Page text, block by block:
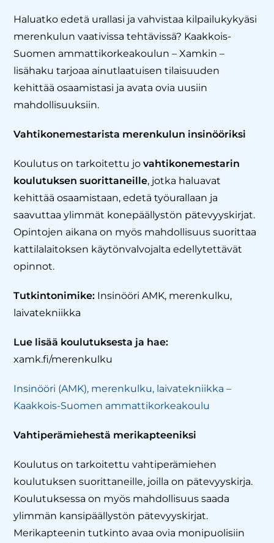
Haluatko edetä urallasi ja vahvistaa kilpailukykyäsi
merenkulun vaativissa tehtävissä? Kaakkois-
Suomen ammattikorkeakoulun – Xamkin –
lisähaku tarjoaa ainutlaatuisen tilaisuuden
kehittää osaamistasi ja avata ovia uusiin
mahdollisuuksiin.
Vahtikonemestarista merenkulun insinööriksi
Koulutus on tarkoitettu jovahtikonemestarin
koulutuksen suorittaneille, jotka haluavat
kehittää osaamistaan, edetä työurallaan ja
saavuttaa ylimmät konepäällystön pätevyyskirjat.
Opintojen aikana on myös mahdollisuus suorittaa
kattilalaitoksen käytönvalvojalta edellytettävät
opinnot.
Tutkintonimike: Insinööri AMK, merenkulku,
laivatekniikka
Lue lisää koulutuksesta ja hae:
xamk.fi/merenkulku
Insinööri (AMK), merenkulku, laivatekniikka –
Kaakkois-Suomen ammattikorkeakoulu
Vahtiperämiehestä merikapteeniksi
Koulutus on tarkoitettu vahtiperämiehen
koulutuksen suorittaneille, joilla on pätevyyskirja.
Koulutuksessa on myös mahdollisuus saada
ylimmän kansipäällystön pätevyyskirjat.
Merikapteenin tutkinto avaa ovia monipuolisiin